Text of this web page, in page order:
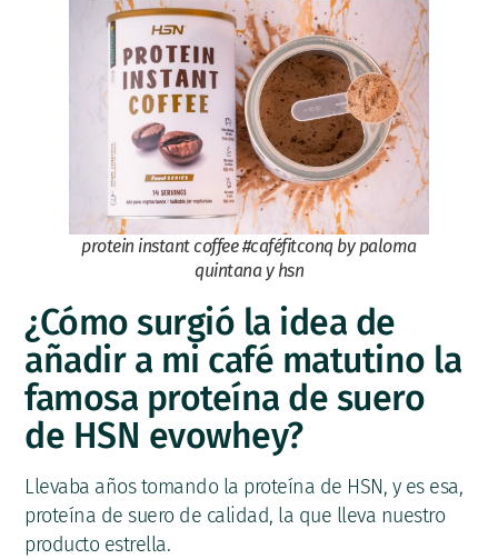
protein instant coffee #caféfitconq by paloma
quintana y hsn
¿Cómo surgió la idea de
añadir a mi café matutino la
famosa proteína de suero
de HSN evowhey?
Llevaba años tomando la proteína de HSN, y es esa,
proteína de suero de calidad, la que lleva nuestro
producto estrella.